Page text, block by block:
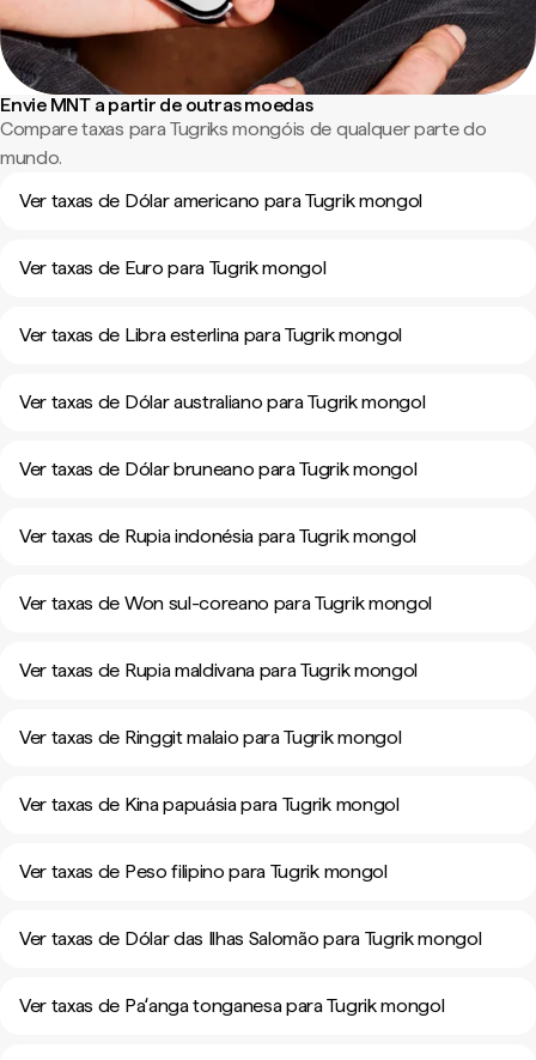
Envie MNT a partir de outras moedas
Compare taxas para Tugriks mongóis de qualquer parte do
mundo.
Ver taxas de Dólar americano para Tugrik mongol
Ver taxas de Euro para Tugrik mongol
Ver taxas de Libra esterlina para Tugrik mongol
Ver taxas de Dólar australiano para Tugrik mongol
Ver taxas de Dólar bruneano para Tugrik mongol
Ver taxas de Rupia indonésia para Tugrik mongol
Ver taxas de Won sul-coreano para Tugrik mongol
Ver taxas de Rupia maldivana para Tugrik mongol
Ver taxas de Ringgit malaio para Tugrik mongol
Ver taxas de Kina papuásia para Tugrik mongol
Ver taxas de Peso filipino para Tugrik mongol
Ver taxas de Dólar das Ilhas Salomão para Tugrik mongol
Ver taxas de Paʻanga tonganesa para Tugrik mongol